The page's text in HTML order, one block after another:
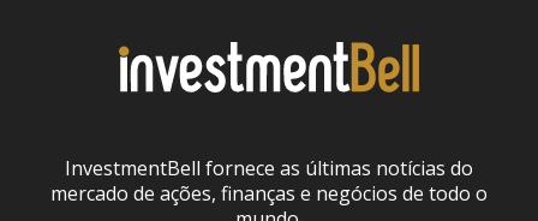
InvestmentBell fornece as últimas notícias do
mercado de ações, finanças e negócios de todo o